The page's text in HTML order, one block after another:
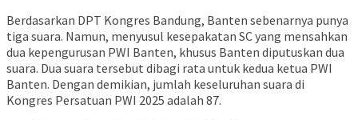
Berdasarkan DPT Kongres Bandung, Banten sebenarnya punya
tiga suara. Namun, menyusul kesepakatan SC yang mensahkan
dua kepengurusan PWI Banten, khusus Banten diputuskan dua
suara. Dua suara tersebut dibagi rata untuk kedua ketua PWI
Banten. Dengan demikian, jumlah keseluruhan suara di
Kongres Persatuan PWI 2025 adalah 87.